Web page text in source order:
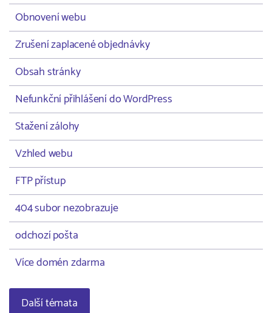
Obnovení webu
Zrušení zaplacené objednávky
Obsah stránky
Nefunkční přihlášení do WordPress
Stažení zálohy
Vzhled webu
FTP přístup
404 subor nezobrazuje
odchozí pošta
Více domén zdarma
Další témata